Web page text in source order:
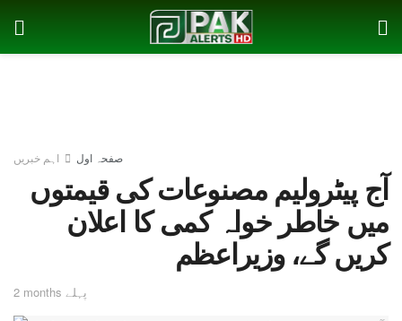
صفحہ اول اہم خبریں
آج پیٹرولیم مصنوعات کی قیمتوں
میں خاطر خواہ کمی کا اعلان
کریں گے، وزیراعظم
2 months پہلے